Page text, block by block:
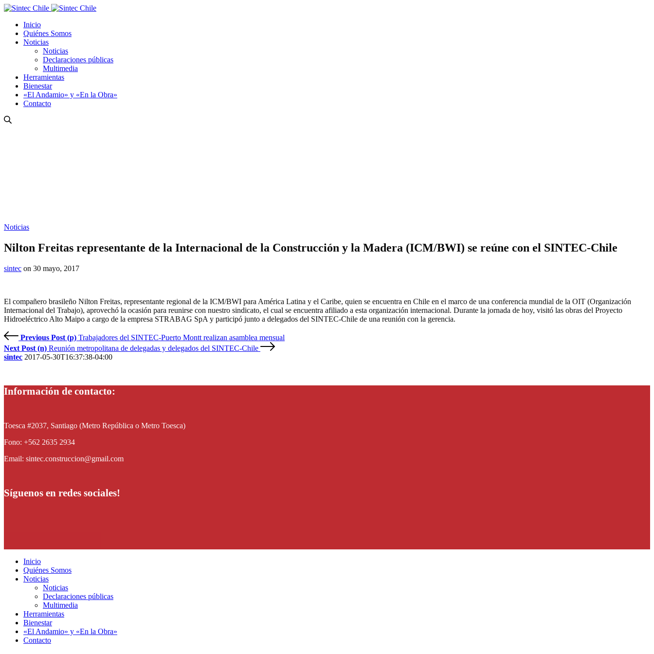
Inicio
Quiénes Somos
Noticias
Noticias
Declaraciones públicas
Multimedia
Herramientas
Bienestar
«El Andamio» y «En la Obra»
Contacto
Noticias
Nilton Freitas representante de la Internacional de la Construcción y la Madera (ICM/BWI) se reúne con el SINTEC-Chile
sintec on 30 mayo, 2017
El compañero brasileño Nilton Freitas, representante regional de la ICM/BWI para América Latina y el Caribe, quien se encuentra en Chile en el marco de una conferencia mundial de la OIT (Organización
Internacional del Trabajo), aprovechó la ocasión para reunirse con nuestro sindicato, el cual se encuentra afiliado a esta organización internacional. Durante la jornada de hoy, visitó las obras del Proyecto
Hidroeléctrico Alto Maipo a cargo de la empresa STRABAG SpA y participó junto a delegados del SINTEC-Chile de una reunión con la gerencia.
Previous Post (p) Trabajadores del SINTEC-Puerto Montt realizan asamblea mensual
Next Post (n) Reunión metropolitana de delegadas y delegados del SINTEC-Chile
sintec 2017-05-30T16:37:38-04:00
Información de contacto:
Toesca #2037, Santiago (Metro República o Metro Toesca)
Fono: +562 2635 2934
Email: sintec.construccion@gmail.com
Síguenos en redes sociales!
Inicio
Quiénes Somos
Noticias
Noticias
Declaraciones públicas
Multimedia
Herramientas
Bienestar
«El Andamio» y «En la Obra»
Contacto